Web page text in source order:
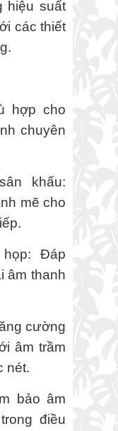
hiệu suất
các thiết
hợp cho
chuyên
khấu:
mẽ cho
Đáp
âm thanh
cường
âm trầm
nét.
bảo âm
điều